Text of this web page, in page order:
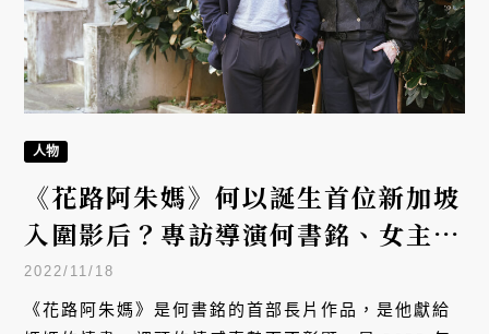
人物
《花路阿朱媽》何以誕生首位新加坡
入圍影后？專訪導演何書銘、女主角
洪慧芳
2022/11/18
《花路阿朱媽》是何書銘的首部長片作品，是他獻給